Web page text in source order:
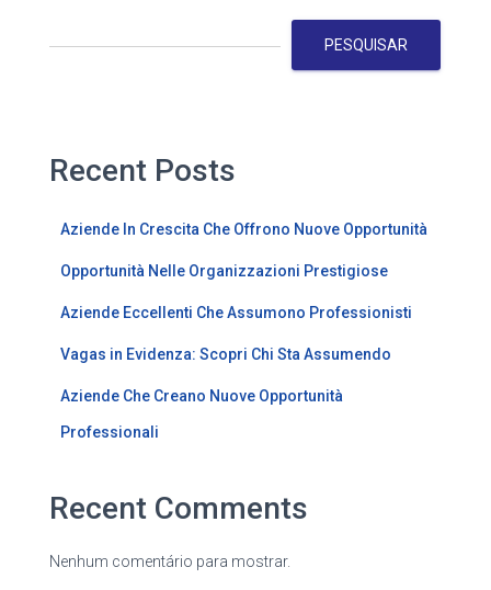
PESQUISAR
Recent Posts
Aziende In Crescita Che Offrono Nuove Opportunità
Opportunità Nelle Organizzazioni Prestigiose
Aziende Eccellenti Che Assumono Professionisti
Vagas in Evidenza: Scopri Chi Sta Assumendo
Aziende Che Creano Nuove Opportunità
Professionali
Recent Comments
Nenhum comentário para mostrar.